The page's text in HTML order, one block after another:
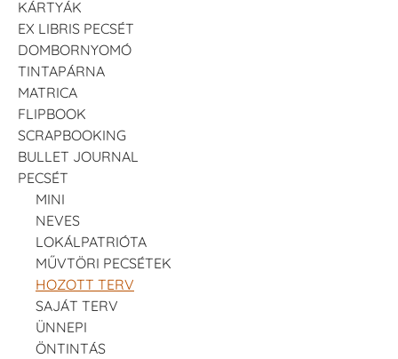
KÁRTYÁK
EX LIBRIS PECSÉT
DOMBORNYOMÓ
TINTAPÁRNA
MATRICA
FLIPBOOK
SCRAPBOOKING
BULLET JOURNAL
PECSÉT
MINI
NEVES
LOKÁLPATRIÓTA
MŰVTÖRI PECSÉTEK
HOZOTT TERV
SAJÁT TERV
ÜNNEPI
ÖNTINTÁS